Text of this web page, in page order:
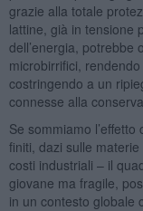
grazie alla totale
lattine, già in tensione
dell’energia, potrebbe
microbirrifici,
costringendo a un
connesse alla
Se sommiamo
finiti, dazi sulle
costi industriali – il
giovane ma fragile,
in un contesto globale